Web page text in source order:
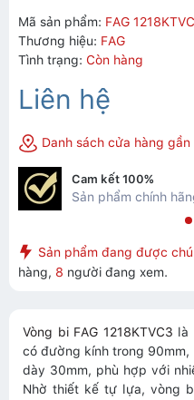
Mã sản phẩm: FAG
Thương hiệu: FAG
Tình trạng: Còn hàng
Liên hệ
Danh sách cửa hàng gần
Cam kết 100%
Sản phẩm chính
Sản phẩm đang được chú
hàng, 8 người đang xem.
Vòng bi FAG 1218KTVC3 là
có đường kính trong
dày 30mm, phù hợp với
Nhờ thiết kế tự lựa, vòng